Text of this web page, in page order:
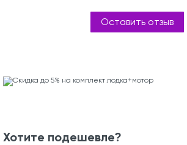
Оставить отзыв
Хотите подешевле?